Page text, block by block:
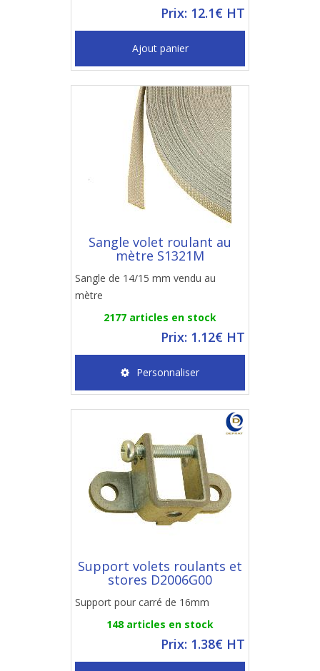
Prix: 12.1€ HT
Ajout panier
Sangle volet roulant au
mètre S1321M
Sangle de 14/15 mm vendu au
mètre
2177 articles en stock
Prix: 1.12€ HT
Personnaliser
Support volets roulants et
stores D2006G00
Support pour carré de 16mm
148 articles en stock
Prix: 1.38€ HT